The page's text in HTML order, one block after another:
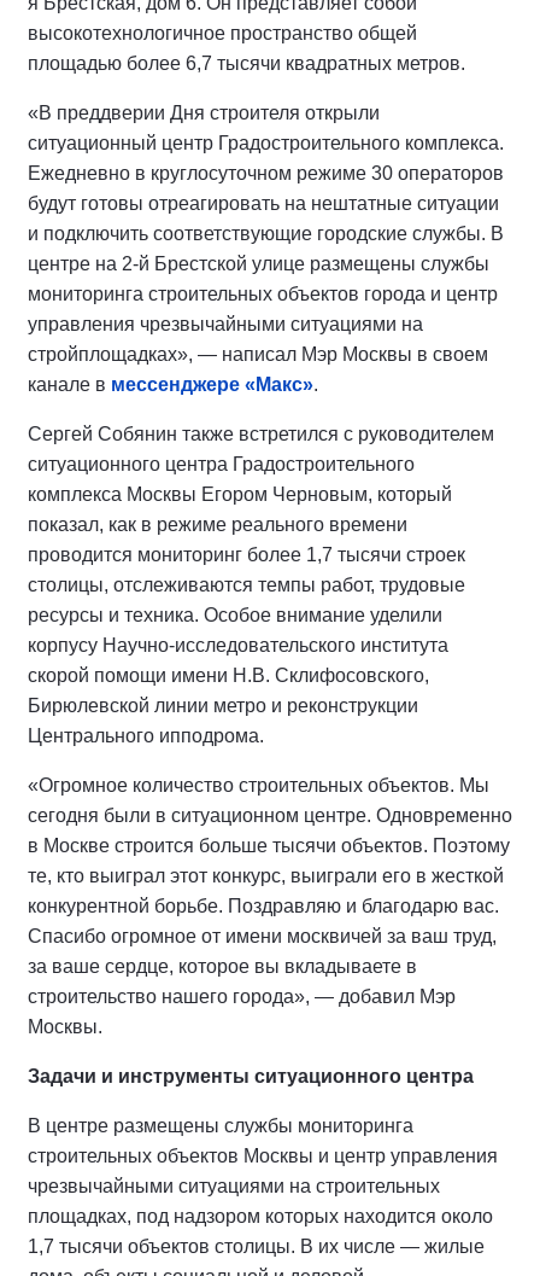
высокотехнологичное пространство общей
площадью более 6,7 тысячи квадратных метров.
«В преддверии Дня строителя открыли
ситуационный центр Градостроительного комплекса.
Ежедневно в круглосуточном режиме 30 операторов
будут готовы отреагировать на нештатные ситуации
и подключить соответствующие городские службы. В
центре на 2-й Брестской улице размещены службы
мониторинга строительных объектов города и центр
управления чрезвычайными ситуациями на
стройплощадках», — написал Мэр Москвы в своем
канале в мессенджере «Макс».
Сергей Собянин также встретился с руководителем
ситуационного центра Градостроительного
комплекса Москвы Егором Черновым, который
показал, как в режиме реального времени
проводится мониторинг более 1,7 тысячи строек
столицы, отслеживаются темпы работ, трудовые
ресурсы и техника. Особое внимание уделили
корпусу Научно-исследовательского института
скорой помощи имени Н.В. Склифосовского,
Бирюлевской линии метро и реконструкции
Центрального ипподрома.
«Огромное количество строительных объектов. Мы
сегодня были в ситуационном центре. Одновременно
в Москве строится больше тысячи объектов. Поэтому
те, кто выиграл этот конкурс, выиграли его в жесткой
конкурентной борьбе. Поздравляю и благодарю вас.
Спасибо огромное от имени москвичей за ваш труд,
за ваше сердце, которое вы вкладываете в
строительство нашего города», — добавил Мэр
Москвы.
Задачи и инструменты ситуационного центра
В центре размещены службы мониторинга
строительных объектов Москвы и центр управления
чрезвычайными ситуациями на строительных
площадках, под надзором которых находится около
1,7 тысячи объектов столицы. В их числе — жилые